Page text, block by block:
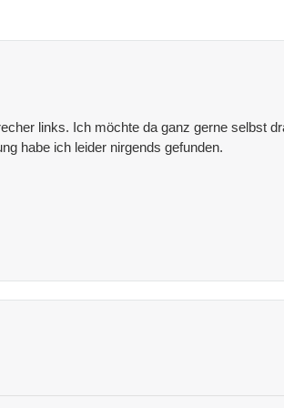
links. Ich möchte da ganz gerne selbst
habe ich leider nirgends gefunden.